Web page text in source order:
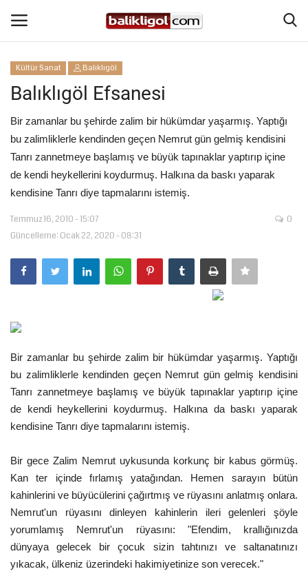
Giriş Yap
Anasayfa
Köşe Yazıları
Magazin
Şanlıurfa
Eğitim
Gündem
Tekno Bilim
Ekonomi
Galeriler
Yaşam
Künye
Kültür Sanat Balıklıgöl
Balıklıgöl Efsanesi
Bir zamanlar bu şehirde zalim bir hükümdar yaşarmış. Yaptığı
bu zalimliklerle kendinden geçen Nemrut gün gelmiş kendisini
Tanrı zannetmeye başlamış ve büyük tapınaklar yaptırıp içine
de kendi heykellerini koydurmuş. Halkına da baskı yaparak
kendisine Tanrı diye tapmalarını istemiş.
Temmuz 16, 2010 - 15:07
Güncelleme: Ocak 22, 2020 - 08:31
0
Bir zamanlar bu şehirde zalim bir hükümdar yaşarmış. Yaptığı
bu zalimliklerle kendinden geçen Nemrut gün gelmiş kendisini
Tanrı zannetmeye başlamış ve büyük tapınaklar yaptırıp içine
de kendi heykellerini koydurmuş. Halkına da baskı yaparak
kendisine Tanrı diye tapmalarını istemiş.
Bir gece Zalim Nemrut uykusunda korkunç bir kabus görmüş.
Kan ter içinde fırlamış yatağından. Hemen sarayın bütün
kahinlerini ve büyücülerini çağırtmış ve rüyasını anlatmış onlara.
Nemrut'un rüyasını dinleyen kahinlerin ileri gelenleri şöyle
yorumlamış Nemrut'un rüyasını: "Efendim, krallığınızda
dünyaya gelecek bir çocuk sizin tahtınızı ve saltanatınızı
yıkacak, ülkeniz üzerindeki hakimiyetinize son verecek."